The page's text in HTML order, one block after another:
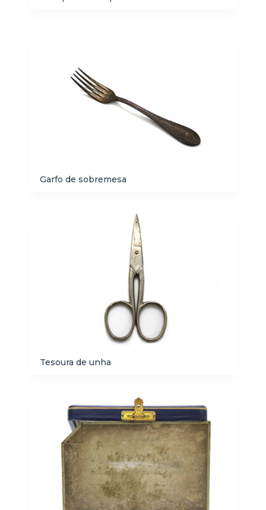
Garfo de sobremesa
Tesoura de unha